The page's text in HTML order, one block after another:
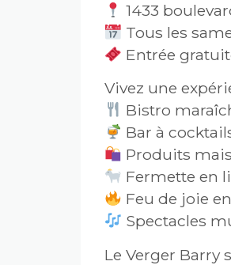
1433
Tous les
Entrée
Vivez une
Bistro
Bar à
Produits
Fermette en
Feu de joie
Spectacles
Le Verger